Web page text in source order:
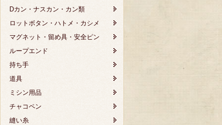
Dカン・ナスカン・カン類
ロットボタン・ハトメ・カシメ
マグネット・留め具・安全ピン
ループエンド
持ち手
道具
ミシン用品
チャコペン
縫い糸